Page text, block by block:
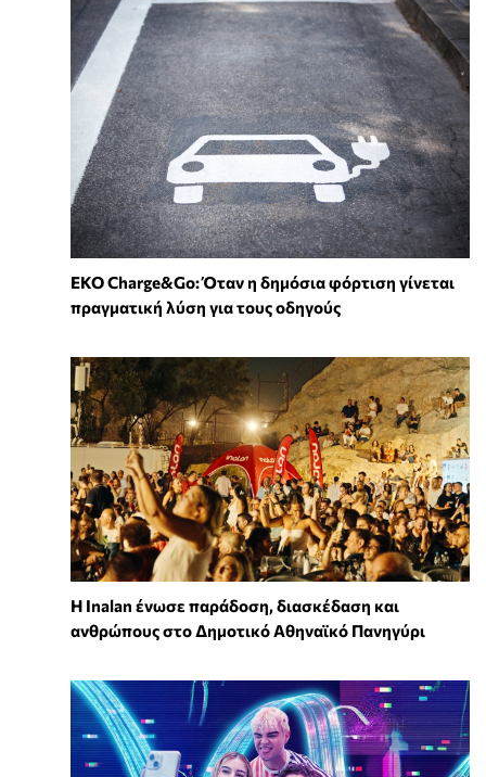
EKO Charge&Go: Όταν η δημόσια φόρτιση γίνεται
πραγματική λύση για τους οδηγούς
Η Inalan ένωσε παράδοση, διασκέδαση και
ανθρώπους στο Δημοτικό Αθηναϊκό Πανηγύρι